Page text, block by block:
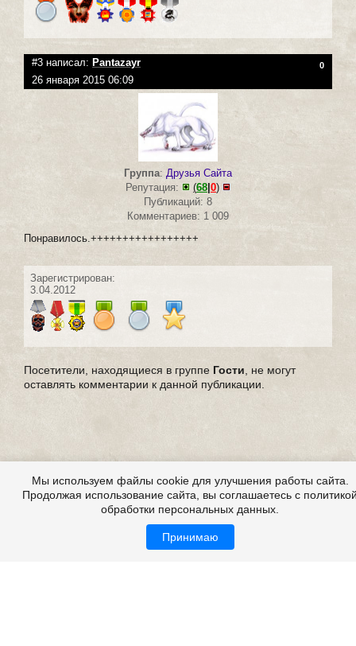
#3 написал: Pantazayr 0
26 января 2015 06:09
Группа: Друзья Сайта
Репутация:
(68 0)
Публикаций: 8
Комментариев: 1 009
Понравилось.+++++++++++++++++
Зарегистрирован:
3.04.2012
Посетители, находящиеся в группе Гости , не могут
оставлять комментарии к данной публикации.
Мы используем файлы cookie для улучшения работы сайта.
Продолжая использование сайта, вы соглашаетесь с
обработки персональных данных.
Принимаю